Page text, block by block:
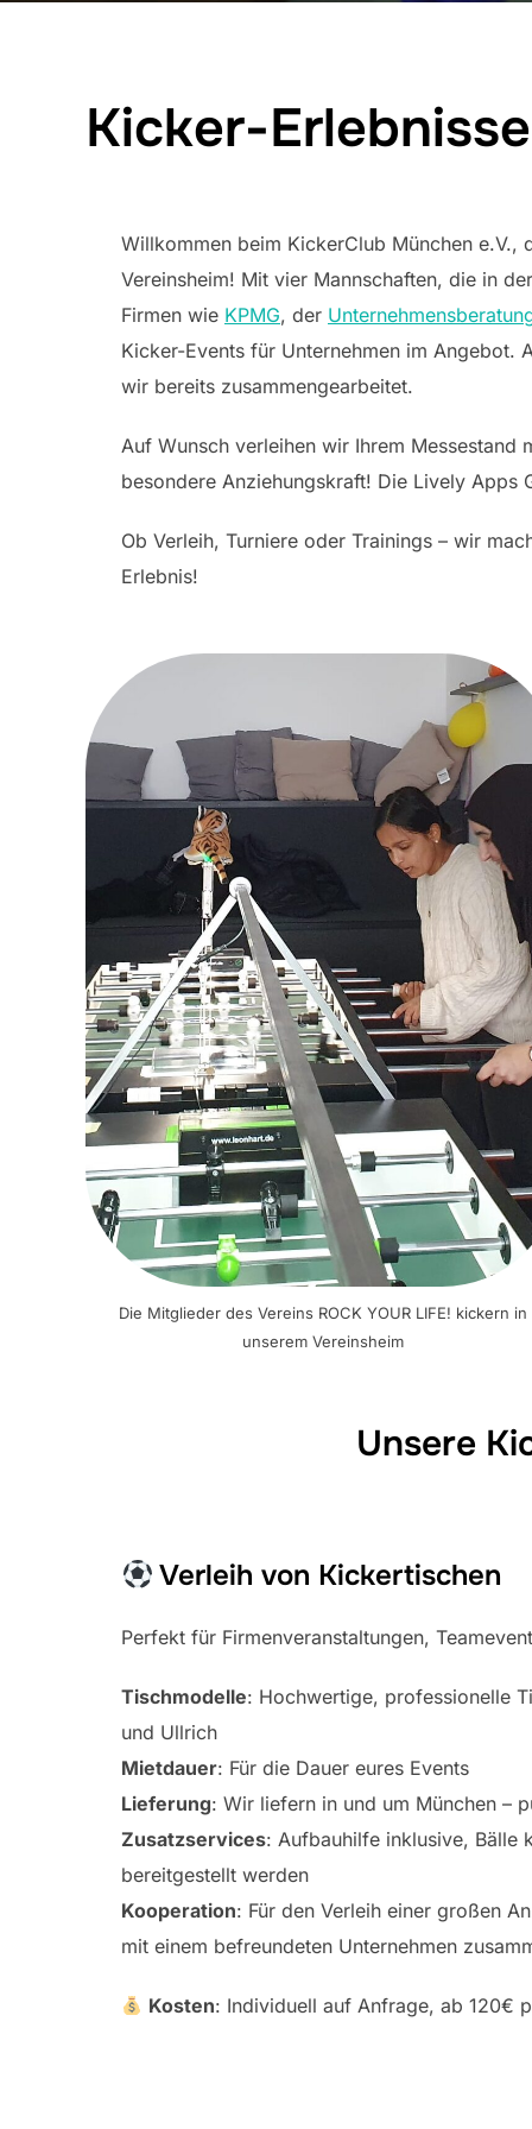
Kicker-
Willkommen beim KickerClub München
Vereinsheim! Mit vier Mannschaften, die in
Firmen wie KPMG, der
Kicker-Events für Unternehmen im Angebot.
wir bereits zusammengearbeitet.
Auf Wunsch verleihen wir Ihrem
besondere Anziehungskraft! Die Lively Apps
Ob Verleih, Turniere oder Trainings – wir
Erlebnis!
Die Mitglieder des Vereins ROCK YOUR LIFE! kickern in
unserem Vereinsheim
Unsere
Verleih von Kickertischen
Perfekt für Firmenveranstaltungen,
Tischmodelle: Hochwertige, professionelle
und Ullrich
Mietdauer: Für die Dauer eures Events
Lieferung: Wir liefern in und um München –
Zusatzservices: Aufbauhilfe inklusive, Bälle
bereitgestellt werden
Kooperation: Für den Verleih einer großen
mit einem befreundeten Unternehmen
Kosten: Individuell auf Anfrage, ab 120€